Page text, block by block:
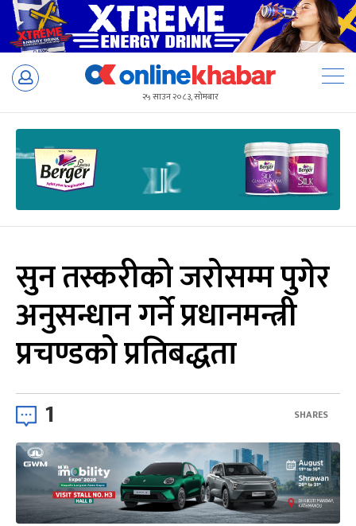
Skip
२५ साउन २०८३, सोमबार
सुन तस्करीको जरोसम्म पुगेर
अनुसन्धान गर्ने प्रधानमन्त्री
प्रचण्डको प्रतिबद्धता
1 SHARES